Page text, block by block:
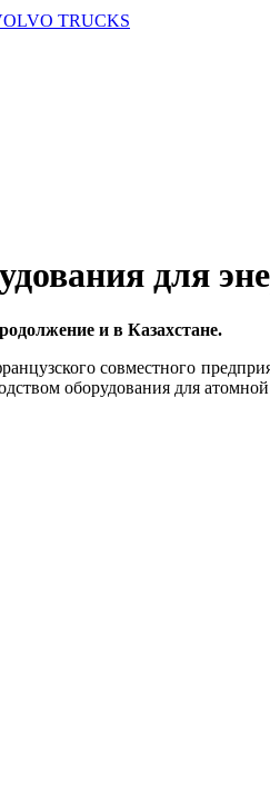
TRUCKS
для
и в Казахстане.
совместного
оборудования для